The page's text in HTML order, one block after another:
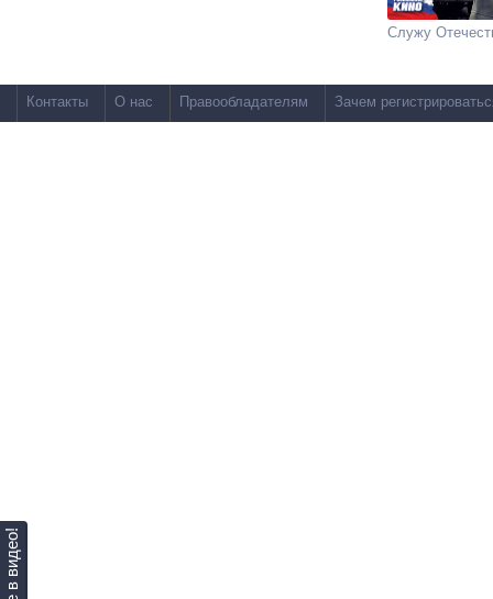
Служу
Контакты О нас Правообладателям Зачем